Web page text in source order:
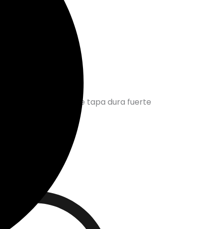
una cubierta de tapa dura fuerte
llave.